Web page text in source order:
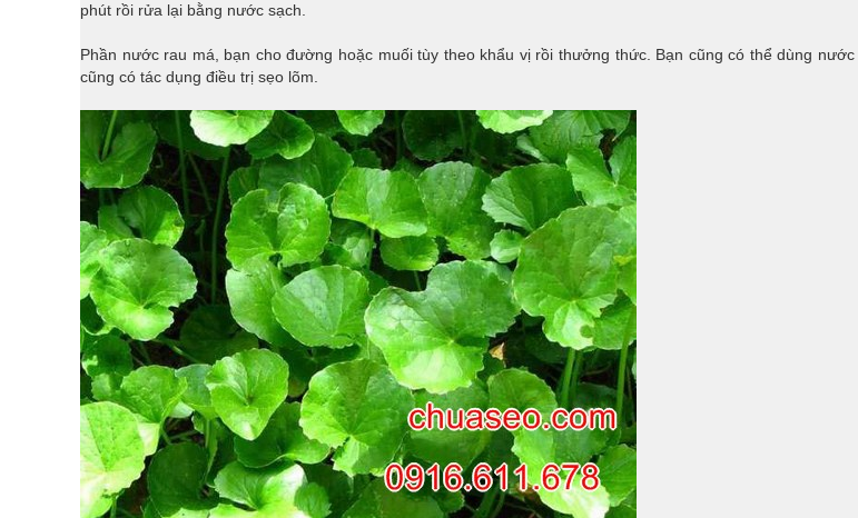
phút rồi rửa lại bằng nước sạch.
Phần nước rau má, bạn cho đường hoặc muối tùy theo khẩu vị rồi thưởng thức. Bạn cũng có thể dùng
cũng có tác dụng điều trị sẹo lõm.